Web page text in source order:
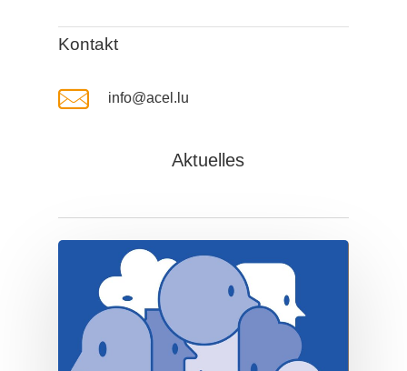
Kontakt
info@acel.lu
Aktuelles